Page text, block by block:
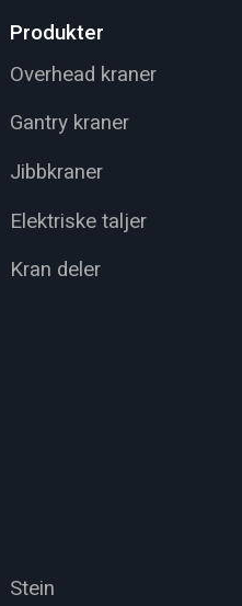
Produkter
Overhead kraner
Gantry kraner
Jibbkraner
Elektriske taljer
Kran deler
Stein